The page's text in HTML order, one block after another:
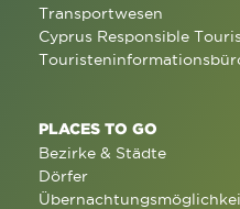
Transportwesen
Cyprus Responsible
PLACES TO GO
Bezirke & Städte
Dörfer